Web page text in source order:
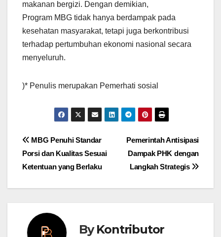
makanan bergizi. Dengan demikian,
Program MBG tidak hanya berdampak pada
kesehatan masyarakat, tetapi juga berkontribusi
terhadap pertumbuhan ekonomi nasional secara
menyeluruh.
)* Penulis merupakan Pemerhati sosial
Post
navigation
Pemerintah Antisipasi
Dampak PHK dengan
Langkah Strategis
MBG Penuhi Standar
Porsi dan Kualitas Sesuai
Ketentuan yang Berlaku
ByKontributor